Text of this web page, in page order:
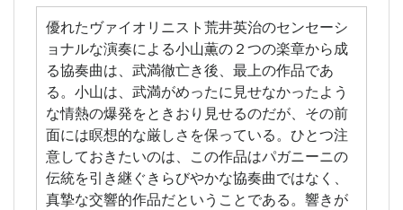
優れたヴァイオリニスト荒井英治のセンセーシ
ョナルな演奏による小山薫の２つの楽章から成
る協奏曲は、武満徹亡き後、最上の作品であ
る。小山は、武満がめったに見せなかったよう
な情熱の爆発をときおり見せるのだが、その前
面には瞑想的な厳しさを保っている。ひとつ注
意しておきたいのは、この作品はパガニーニの
伝統を引き継ぐきらびやかな協奏曲ではなく、
真摯な交響的作品だということである。響きが